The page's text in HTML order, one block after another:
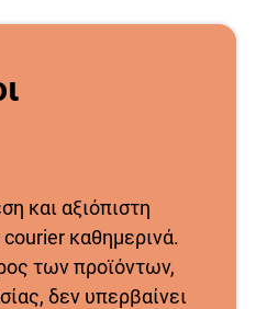
και αξιόπιστη
καθημερινά.
των προϊόντων,
δεν υπερβαίνει